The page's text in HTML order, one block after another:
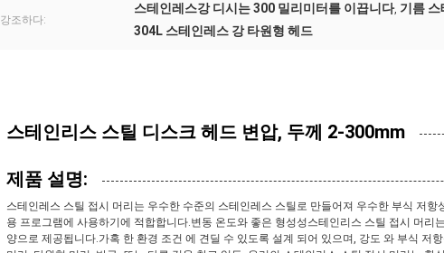
강조하다:
스테인레스강 디시는 300 밀리미터를 이끕니다, 기름 스
304L 스테인레스 강 타원형 헤드
스테인리스 스틸 디스크 헤드 변압, 두께 2-300mm
제품 설명:
스테인레스 스틸 접시 머리는 우수한 수준의 스테인레스 스틸로 만들어져 우수한 부식 저
용 프로그램에 사용하기에 적합합니다.변동 온도와 좋은 형성성스테인리스 스틸 접시 머리
양으로 제공됩니다.가혹 한 환경 조건 에 견딜 수 있도록 설계 되어 있으며, 강도 와 부식 저